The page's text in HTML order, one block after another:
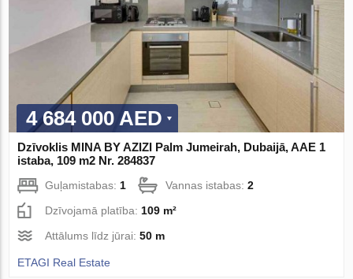
4 684 000 AED
Dzīvoklis MINA BY AZIZI Palm Jumeirah, Dubaijā, AAE 1
istaba, 109 m2 Nr. 284837
Guļamistabas: 1 Vannas istabas:2
Dzīvojamā platība: 109 m²
Attālums līdz jūrai:50 m
ETAGI Real Estate